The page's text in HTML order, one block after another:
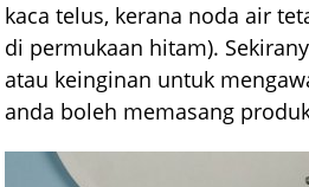
kaca telus, kerana noda air
di permukaan hitam).
atau keinginan untuk
anda boleh memasang